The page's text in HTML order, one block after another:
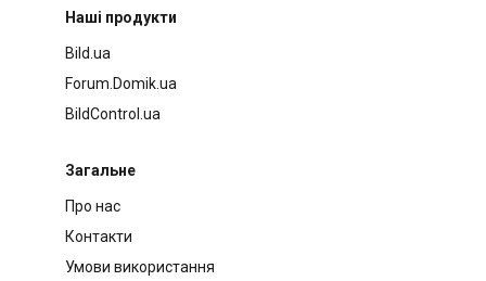
Наші продукти
Bild.ua
Forum.Domik.ua
BildControl.ua
Загальне
Про нас
Контакти
Умови використання